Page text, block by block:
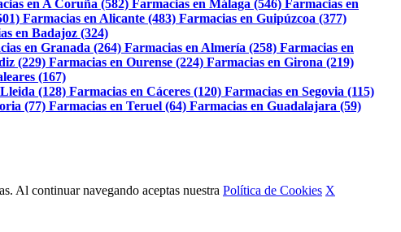
en A Coruña (582) Farmacias en Málaga (546) Farmacias en
Farmacias en Alicante (483) Farmacias en Guipúzcoa (377)
en Badajoz (324)
en Granada (264) Farmacias en Almería (258) Farmacias en
(229) Farmacias en Ourense (224) Farmacias en Girona (219)
(167)
(128) Farmacias en Cáceres (120) Farmacias en Segovia (115)
(77) Farmacias en Teruel (64) Farmacias en Guadalajara (59)
Al continuar navegando aceptas nuestra Política de Cookies X